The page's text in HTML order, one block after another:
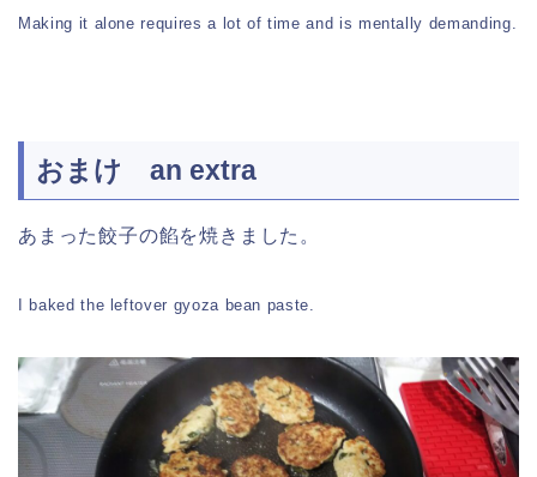
Making it alone requires a lot of time and is mentally demanding.
おまけ an extra
あまった餃子の餡を焼きました。
I baked the leftover gyoza bean paste.